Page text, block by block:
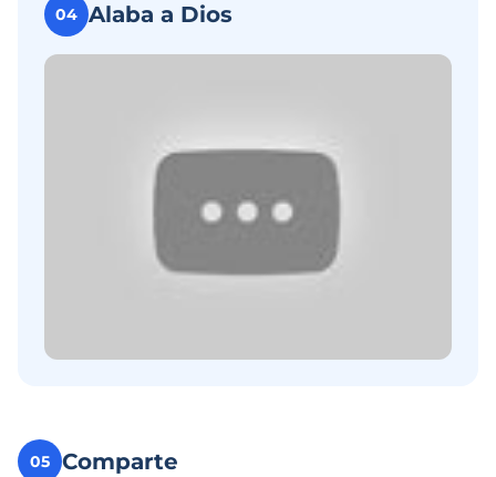
04 Alaba a Dios
05 Comparte